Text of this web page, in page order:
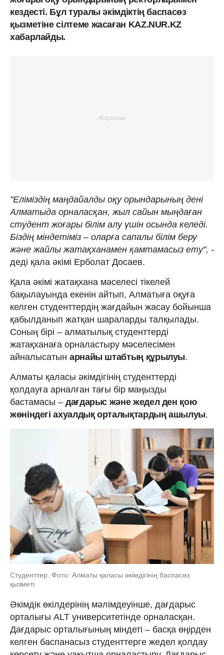
кездесті. Бұл туралы әкімдіктің баспасөз
қызметіне сілтеме жасаған KAZ.NUR.KZ
хабарлайды.
"Еліміздің маңдайалды оқу орындарының дені
Алматыда орналасқан, жыл сайын мыңдаған
студент жоғары білім алу үшін осында келеді.
Біздің міндетіміз – оларға сапалы білім беру
және жайлы жатақханамен қамтамасыз ету", -
деді қала әкімі Ерболат Досаев.
Қала әкімі жатақхана мәселесі тікелей
бақылауында екенін айтып, Алматыға оқуға
келген студенттердің жағдайын жасау бойынша
қабылданып жатқан шараларды талқылады.
Соның бірі – алматылық студенттерді
жатақханаға орналастыру мәселесімен
айналысатын арнайы штабтың құрылуы.
Алматы қаласы әкімдігінің студенттерді
қолдауға арналған тағы бір маңызды
бастамасы – дағдарыс және жедел ден қою
жөніндегі ахуалдық орталықтардың ашылуы.
Студенттер. Фото: Алматы қаласы әкімдігінің баспасөз
қызметі
Әкімдік өкілдерінің мәлімдеуінше, дағдарыс
орталығы ALT университетінде орналасқан.
Дағдарыс орталығының міндеті – басқа өңірден
келген баспанасыз студенттерге жедел қолдау